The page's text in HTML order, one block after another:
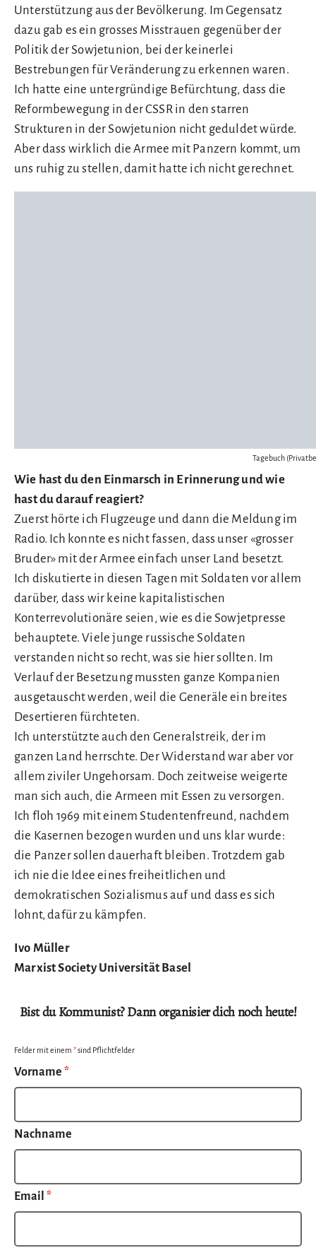
Unterstützung aus der Bevölkerung. Im Gegensatz
dazu gab es ein grosses Misstrauen gegenüber der
Politik der Sowjetunion, bei der keinerlei
Bestrebungen für Veränderung zu erkennen waren.
Ich hatte eine untergründige Befürchtung, dass die
Reformbewegung in der CSSR in den starren
Strukturen in der Sowjetunion nicht geduldet würde.
Aber dass wirklich die Armee mit Panzern kommt, um
uns ruhig zu stellen, damit hatte ich nicht gerechnet.
Tagebuch
Wie hast du den Einmarsch in Erinnerung und wie
hast du darauf reagiert?
Zuerst hörte ich Flugzeuge und dann die Meldung im
Radio. Ich konnte es nicht fassen, dass unser «grosser
Bruder» mit der Armee einfach unser Land besetzt.
Ich diskutierte in diesen Tagen mit Soldaten vor allem
darüber, dass wir keine kapitalistischen
Konterrevolutionäre seien, wie es die Sowjetpresse
behauptete. Viele junge russische Soldaten
verstanden nicht so recht, was sie hier sollten. Im
Verlauf der Besetzung mussten ganze Kompanien
ausgetauscht werden, weil die Generäle ein breites
Desertieren fürchteten.
Ich unterstützte auch den Generalstreik, der im
ganzen Land herrschte. Der Widerstand war aber vor
allem ziviler Ungehorsam. Doch zeitweise weigerte
man sich auch, die Armeen mit Essen zu versorgen.
Ich floh 1969 mit einem Studentenfreund, nachdem
die Kasernen bezogen wurden und uns klar wurde:
die Panzer sollen dauerhaft bleiben. Trotzdem gab
ich nie die Idee eines freiheitlichen und
demokratischen Sozialismus auf und dass es sich
lohnt, dafür zu kämpfen.
Ivo Müller
Marxist Society Universität Basel
Bist du Kommunist? Dann organisier dich noch heute!
Felder mit einem *sind Pflichtfelder
Vorname *
Nachname
Email *